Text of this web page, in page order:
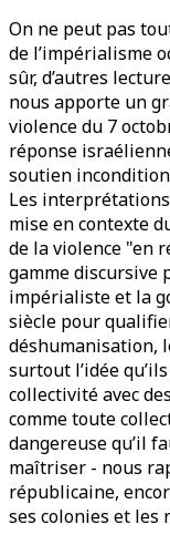
On ne peut pas
de l’impérialisme
sûr, d’autres
nous apporte un
violence du 7
réponse
soutien
Les
mise en contexte
de la violence "en
gamme discursive
impérialiste et la
siècle pour
déshumanisation,
surtout l’idée
collectivité avec
comme toute
dangereuse qu’il
maîtriser - nous
républicaine,
ses colonies et les